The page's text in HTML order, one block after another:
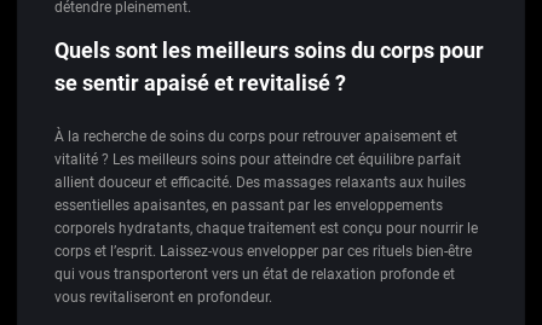
détendre pleinement.
Quels sont les meilleurs soins du corps pour
se sentir apaisé et revitalisé ?
À la recherche de soins du corps pour retrouver apaisement et
vitalité ? Les meilleurs soins pour atteindre cet équilibre parfait
allient douceur et efficacité. Des massages relaxants aux huiles
essentielles apaisantes, en passant par les enveloppements
corporels hydratants, chaque traitement est conçu pour nourrir le
corps et l’esprit. Laissez-vous envelopper par ces rituels bien-être
qui vous transporteront vers un état de relaxation profonde et
vous revitaliseront en profondeur.